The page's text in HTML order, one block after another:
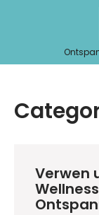
Verwen